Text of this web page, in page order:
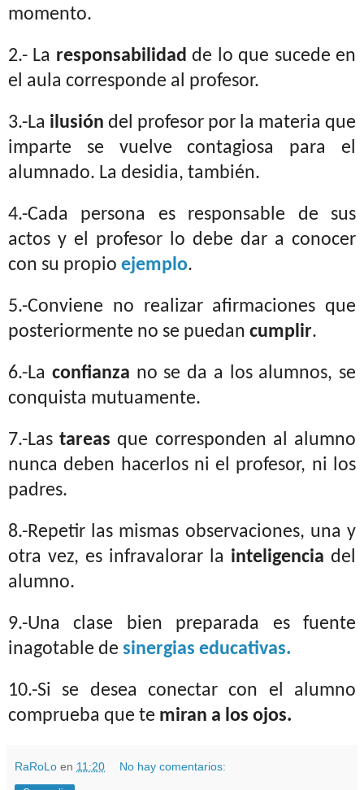
momento.
2.- La responsabilidad de lo que sucede en
el aula corresponde al profesor.
3.-La ilusión del profesor por la materia que
imparte se vuelve contagiosa para el
alumnado. La desidia, también.
4.-Cada persona es responsable de sus
actos y el profesor lo debe dar a conocer
con su propio ejemplo.
5.-Conviene no realizar afirmaciones que
posteriormente no se puedan cumplir.
6.-La confianza no se da a los alumnos, se
conquista mutuamente.
7.-Lastareas que corresponden al alumno
nunca deben hacerlos ni el profesor, ni los
padres.
8.-Repetir las mismas observaciones, una y
otra vez, es infravalorar la inteligencia del
alumno.
9.-Una clase bien preparada es fuente
inagotable de sinergias educativas.
10.-Si se desea conectar con el alumno
comprueba que te miran a los ojos.
RaRoLo en 11:20 No hay comentarios: